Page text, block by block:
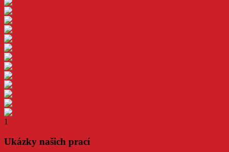
1
Ukázky našich prací